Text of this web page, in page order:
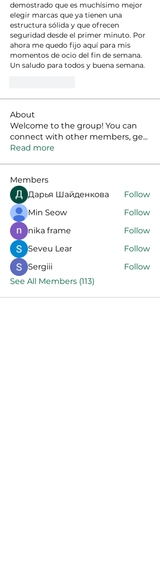
demostrado que es muchísimo mejor
elegir marcas que ya tienen una
estructura sólida y que ofrecen
seguridad desde el primer minuto. Por
ahora me quedo fijo aquí para mis
momentos de ocio del fin de semana.
Un saludo para todos y buena semana.
About
Welcome to the group! You can
connect with other members, ge...
Read more
Members
Дарья Шайденкова
Follow
Min Seow
Follow
nika frame
Follow
Seveu Lear
Follow
Sergiii
Follow
See All Members (113)